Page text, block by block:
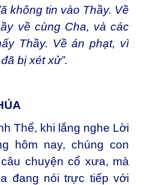
không tin vào Thầy. Về
về cùng Cha, và các
Thầy. Về án phạt, vì
bị xét xử”.
Thể, khi lắng nghe Lời
hôm nay, chúng con
chuyện cổ xưa, mà
đang nói trực tiếp với